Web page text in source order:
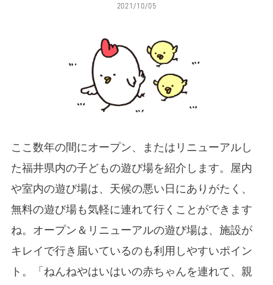
2021/10/05
ここ数年の間にオープン、またはリニューアルし
た福井県内の子どもの遊び場を紹介します。屋内
や室内の遊び場は、天候の悪い日にありがたく、
無料の遊び場も気軽に連れて行くことができます
ね。オープン＆リニューアルの遊び場は、施設が
キレイで行き届いているのも利用しやすいポイン
ト。「ねんねやはいはいの赤ちゃんを連れて、親